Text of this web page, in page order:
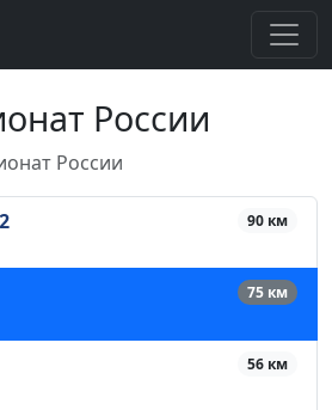
России
России
90 км
75 км
56 км